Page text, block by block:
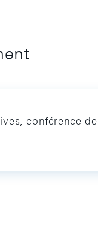
conférence